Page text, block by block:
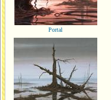
Portal